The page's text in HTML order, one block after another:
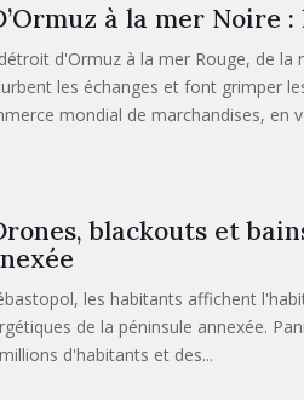
à la mer Noire
d'Ormuz à la mer Rouge, de la
les échanges et font grimper
mondial de marchandises, en
blackouts et
les habitants affichent
de la péninsule annexée.
d'habitants et des...